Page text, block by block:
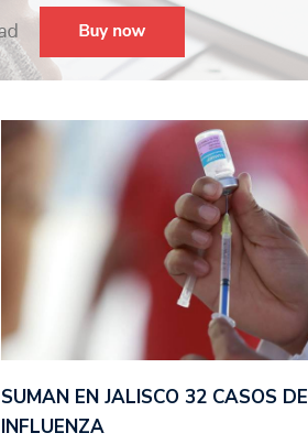
SUMAN EN JALISCO 32 CASOS DE
INFLUENZA